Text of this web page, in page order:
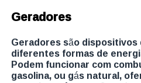
Geradores
Geradores são
diferentes formas de
Podem funcionar com
gasolina, ou gás natural,